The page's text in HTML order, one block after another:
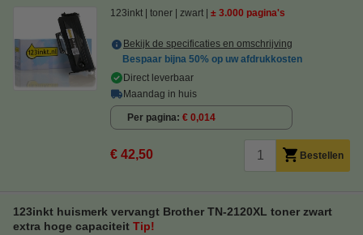
123inkt toner zwart ± 3.000 pagina's
Bekijk de specificaties en omschrijving
Bespaar bijna 50% op uw afdrukkosten
Direct leverbaar
Maandag in huis
Per pagina € 0,014
€ 42,50 Bestellen
123inkt huismerk vervangt Brother TN-2120XL toner zwart
extra hoge capaciteit Tip!